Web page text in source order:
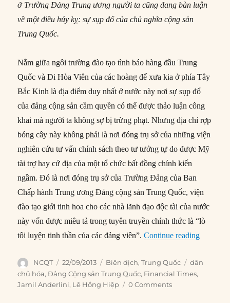
ở Trường Đảng Trung ương người ta cũng đang bàn luận
về một điều húy kỵ: sự sụp đổ của chủ nghĩa cộng sản
Trung Quốc.
Nằm giữa ngôi trường đào tạo tình báo hàng đầu Trung
Quốc và Di Hòa Viên của các hoàng đế xưa kia ở phía Tây
Bắc Kinh là địa điểm duy nhất ở nước này nơi sự sụp đổ
của đảng cộng sản cầm quyền có thể được thảo luận công
khai mà người ta không sợ bị trừng phạt. Nhưng địa chỉ rợp
bóng cây này không phải là nơi đóng trụ sở của những viện
nghiên cứu tư vấn chính sách theo tư tưởng tự do được Mỹ
tài trợ hay cứ địa của một tổ chức bất đồng chính kiến
ngầm. Đó là nơi đóng trụ sở của Trường Đảng của Ban
Chấp hành Trung ương Đảng cộng sản Trung Quốc, viện
đào tạo giới tinh hoa cho các nhà lãnh đạo độc tài của nước
này vốn được miêu tả trong tuyên truyền chính thức là “lò
tôi luyện tinh thần của các đảng viên”.Continue reading“Đảng
Author
NCQT
Posted
on
22/09/2013 Categories
Biên dịch,Trung Quốc Tags
dân
chủ hóa,Đảng Cộng sản Trung Quốc, Financial Times,
Jamil Anderlini, Lê Hồng Hiệp 0 Comments